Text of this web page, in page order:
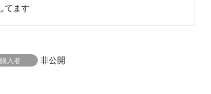
てます
購入者
非公開